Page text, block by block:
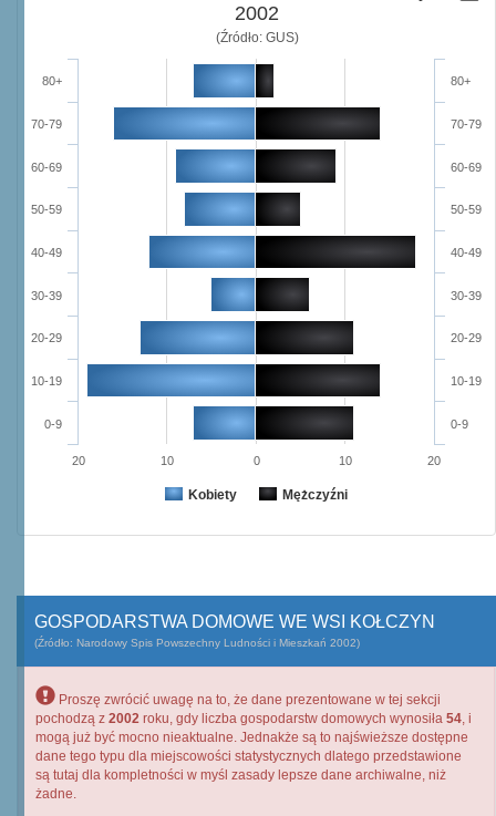
2002
(Źródło: GUS)
Kobiety Mężczyźni
0-9
10-19
20-29
30-39
40-49
50-59
60-69
70-79
80+
0-9
10-19
20-29
30-39
40-49
50-59
60-69
70-79
80+
20 10 0 10 20
GOSPODARSTWA DOMOWE WE WSI KOŁCZYN
(Źródło: Narodowy Spis Powszechny Ludności i Mieszkań 2002)
Proszę zwrócić uwagę na to, że dane prezentowane w tej sekcji
pochodzą z 2002 roku, gdy liczba gospodarstw domowych wynosiła 54, i
mogą już być mocno nieaktualne. Jednakże są to najświeższe dostępne
dane tego typu dla miejscowości statystycznych dlatego przedstawione
są tutaj dla kompletności w myśl zasady lepsze dane archiwalne, niż
żadne.